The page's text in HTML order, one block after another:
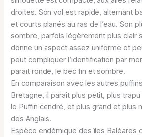
droites. Son vol est rapide, alternant
et courts planés au ras de l’eau. Son
sombre, parfois légèrement plus clair
donne un aspect assez uniforme et
peut compliquer l’identification par
paraît ronde, le bec fin et sombre.
En comparaison avec les autres
Bretagne, il paraît plus petit, plus
le Puffin cendré, et plus grand et plus
des Anglais.
Espèce endémique des îles Baléares